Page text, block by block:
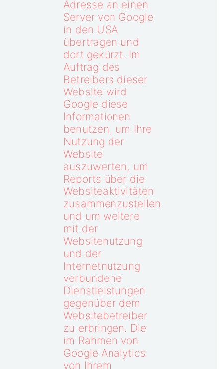
Adresse an einen
Server von Google
in den USA
übertragen und
dort gekürzt. Im
Auftrag des
Betreibers dieser
Website wird
Google diese
Informationen
benutzen, um Ihre
Nutzung der
Website
auszuwerten, um
Reports über die
Websiteaktivitäten
zusammenzustellen
und um weitere
mit der
Websitenutzung
und der
Internetnutzung
verbundene
Dienstleistungen
gegenüber dem
Websitebetreiber
zu erbringen. Die
im Rahmen von
Google Analytics
von Ihrem